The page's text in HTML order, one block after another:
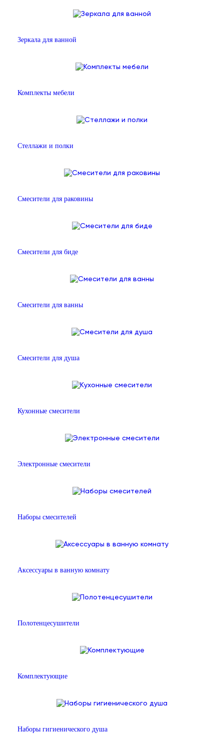
Зеркала для ванной
Комплекты мебели
Стеллажи и полки
Смесители для раковины
Смесители для биде
Смесители для ванны
Смесители для душа
Кухонные смесители
Электронные смесители
Наборы смесителей
Аксессуары в ванную комнату
Полотенцесушители
Комплектующие
Наборы гигиенического душа